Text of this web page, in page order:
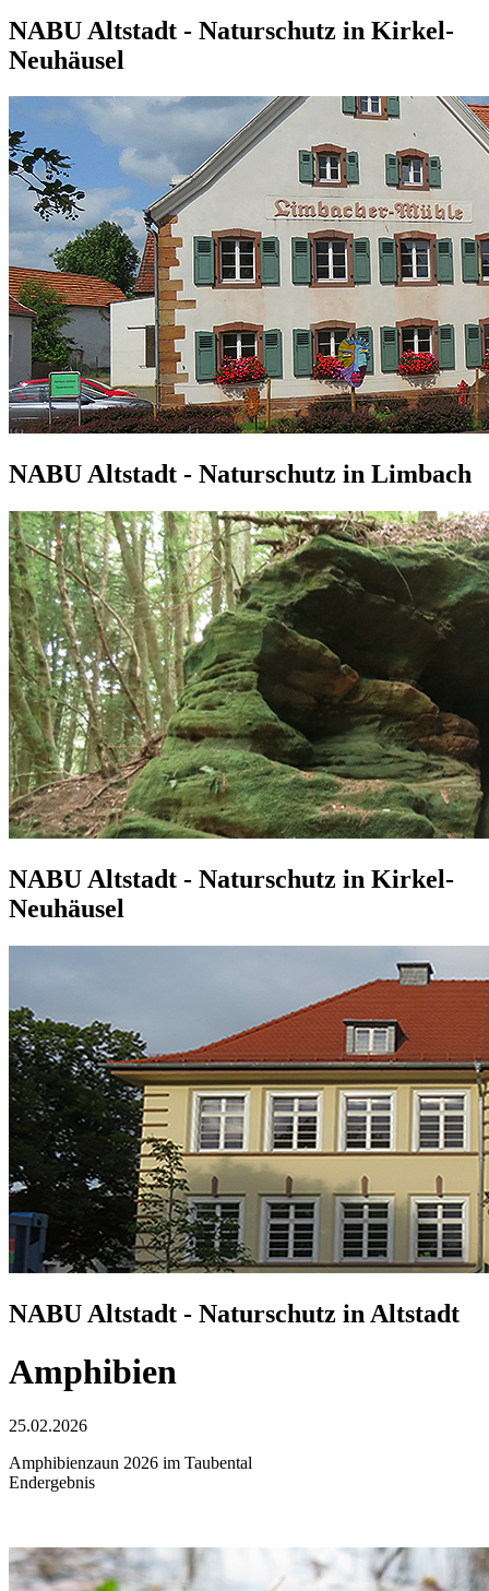
NABU Altstadt - Naturschutz in Kirkel-
Neuhäusel
NABU Altstadt - Naturschutz in Limbach
NABU Altstadt - Naturschutz in Kirkel-
Neuhäusel
NABU Altstadt - Naturschutz in Altstadt
Amphibien
25.02.2026
Amphibienzaun 2026 im Taubental
Endergebnis